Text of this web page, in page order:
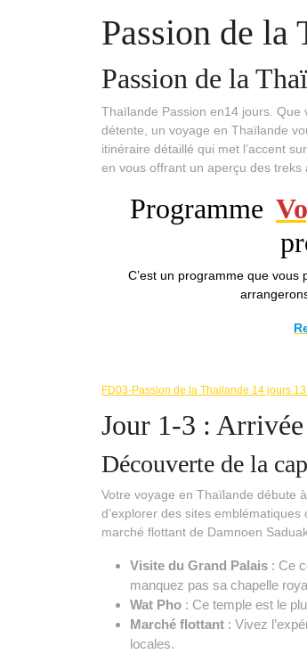
Passion de la
Passion de la
Thaïlande Passion en14 jours.
détente, un voyage en Thaïlande
itinéraire détaillé qui met l’accent
en vous offrant un aperçu des treks
Programme
C’est un programme que vous
FD03-Passion de la Thailande 14 jours
Jour 1-3 :
Découverte de la
Votre voyage en Thaïlande débute
d’explorer des sites
marché flottant de Damnoen
Visite du Grand Palais : Ce
manquez pas sa chapelle
Wat Pho : Ce temple est le
Marché flottant : Vivez
locales.